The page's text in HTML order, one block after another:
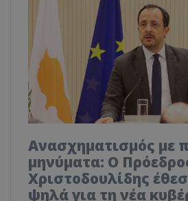
Ανασχηματισμός με
μηνύματα: Ο
Χριστοδουλίδης
ψηλά για τη νέα